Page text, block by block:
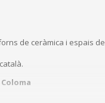
de ceràmica i espais de